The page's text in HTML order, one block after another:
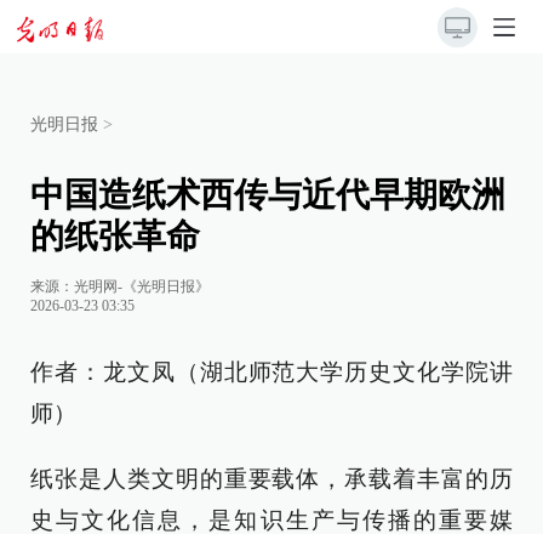
光明日报 >
中国造纸术西传与近代早期欧洲
的纸张革命
来源： 光明网-《光明日报》
2026-03-23 03:35
作者：龙文凤（湖北师范大学历史文化学院讲
师）
纸张是人类文明的重要载体，承载着丰富的历
史与文化信息，是知识生产与传播的重要媒